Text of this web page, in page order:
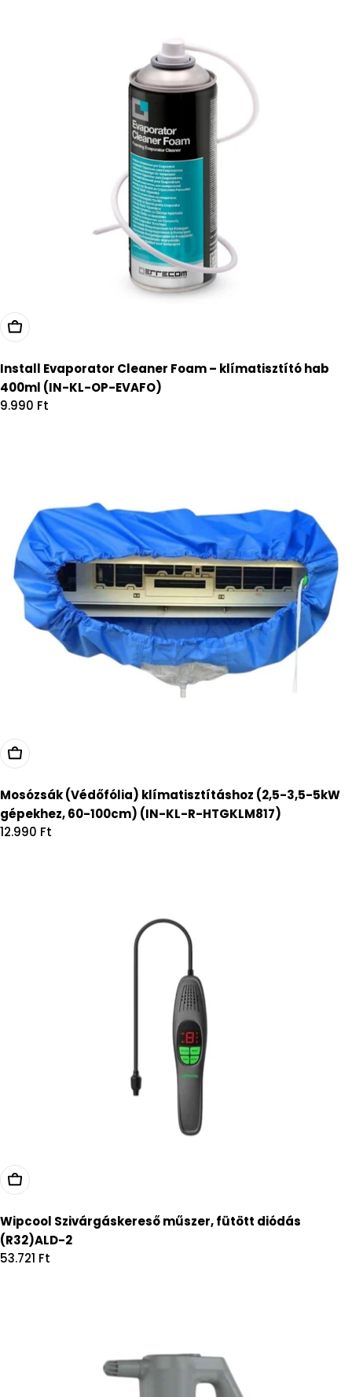
Kosárba
Install Evaporator Cleaner Foam – klímatisztító hab
400ml (IN-KL-OP-EVAFO)
Regular
9.990 Ft
Kosárba
Mosózsák (Védőfólia) klímatisztításhoz (2,5-3,5-5kW
gépekhez, 60-100cm) (IN-KL-R-HTGKLM817)
Regular
12.990 Ft
Kosárba
Wipcool Szivárgáskereső műszer, fütött diódás
(R32)ALD-2
Regular
53.721 Ft